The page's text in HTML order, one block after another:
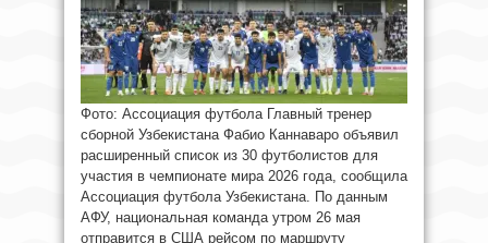
Фото: Ассоциация футбола Главный тренер
сборной Узбекистана Фабио Каннаваро объявил
расширенный список из 30 футболистов для
участия в чемпионате мира 2026 года, сообщила
Ассоциация футбола Узбекистана. По данным
АФУ, национальная команда утром 26 мая
отправится в США рейсом по маршруту